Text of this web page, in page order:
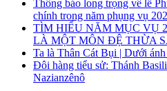
Thông báo long trọng về lễ
chính trong năm phụng vụ
TÌM HIỂU NĂM MỤC VỤ
LÀ MỘT MÔN ĐỆ THỪA
Ta là Thân Cát Bụi | Dưới
Đôi hàng tiểu sử: Thánh
Nazianzênô